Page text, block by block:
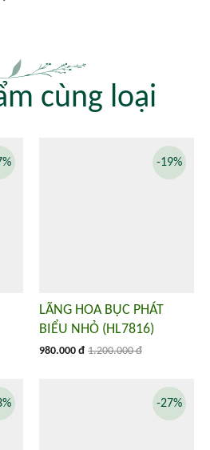
cùng loại
LÃNG HOA BỤC PHÁT
BIỂU NHỎ (HL7816)
980.000 đ 1.200.000 đ
-19%
-27%